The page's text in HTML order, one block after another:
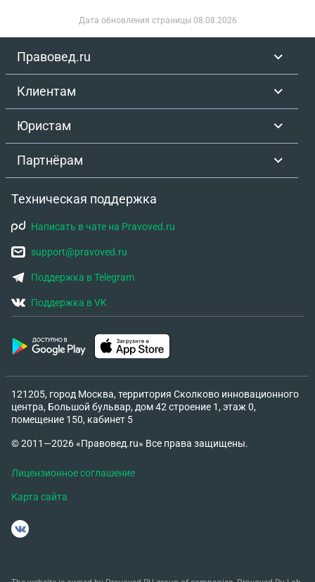
Дата обновления страницы 08.08.2026
Правовед.ru
Клиентам
Юристам
Партнёрам
Техническая поддержка
Написать в чате на Pravoved.ru
support@pravoved.ru
Поддержка в Telegram
Поддержка в VK
121205, город Москва, территория Сколково инновационного
центра, Большой бульвар, дом 42 строение 1, этаж 0,
помещение 150, кабинет 5
© 2011—2026 «Правовед.ru» Все права защищены.
Лицензионное соглашение
Карта сайта